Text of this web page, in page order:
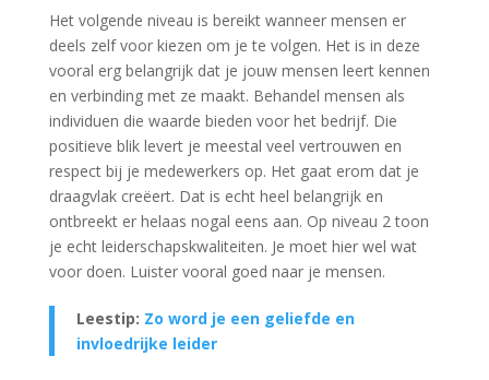
Het volgende niveau is bereikt wanneer mensen er
deels zelf voor kiezen om je te volgen. Het is in deze
vooral erg belangrijk dat je jouw mensen leert kennen
en verbinding met ze maakt. Behandel mensen als
individuen die waarde bieden voor het bedrijf. Die
positieve blik levert je meestal veel vertrouwen en
respect bij je medewerkers op. Het gaat erom dat je
draagvlak creëert. Dat is echt heel belangrijk en
ontbreekt er helaas nogal eens aan. Op niveau 2 toon
je echt leiderschapskwaliteiten. Je moet hier wel wat
voor doen. Luister vooral goed naar je mensen.
Leestip: Zo word je een geliefde en
invloedrijke leider